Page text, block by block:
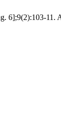
6];9(2):103-11.